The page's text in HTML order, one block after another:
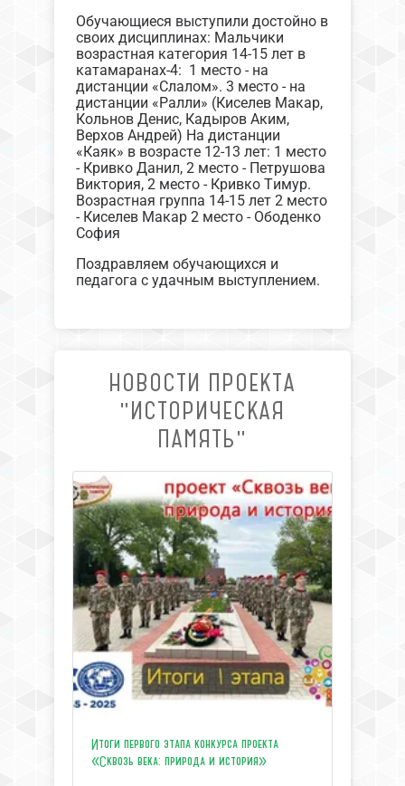
Обучающиеся выступили достойно в
своих дисциплинах: Мальчики
возрастная категория 14-15 лет в
катамаранах-4: 1 место - на
дистанции «Слалом». 3 место - на
дистанции «Ралли» (Киселев Макар,
Кольнов Денис, Кадыров Аким,
Верхов Андрей) На дистанции
«Каяк» в возрасте 12-13 лет: 1 место
- Кривко Данил, 2 место - Петрушова
Виктория, 2 место - Кривко Тимур.
Возрастная группа 14-15 лет 2 место
- Киселев Макар 2 место - Ободенко
София
Поздравляем обучающихся и
педагога с удачным выступлением.
НОВОСТИ ПРОЕКТА
"ИСТОРИЧЕСКАЯ
ПАМЯТЬ"
Итоги первого этапа конкурса проекта
«Сквозь века: природа и история»